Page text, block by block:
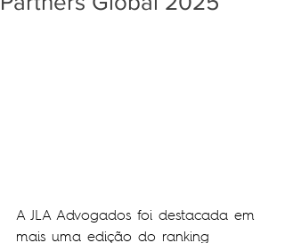
A JLA Advogados foi destacada em
mais uma edição do ranking